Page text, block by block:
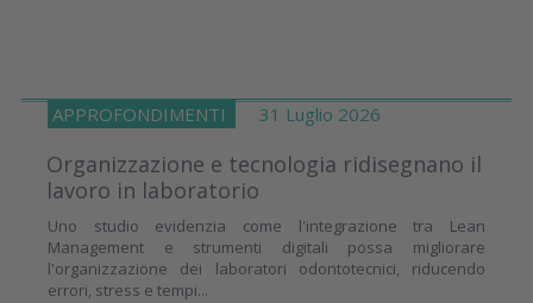
APPROFONDIMENTI 31 Luglio 2026
Organizzazione e tecnologia ridisegnano il
lavoro in laboratorio
Uno studio evidenzia come l'integrazione tra Lean
Management e strumenti digitali possa migliorare
l'organizzazione dei laboratori odontotecnici, riducendo
errori, stress e tempi...